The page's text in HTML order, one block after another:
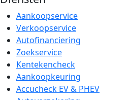
Aankoopservice
Verkoopservice
Autofinanciering
Zoekservice
Kentekencheck
Aankoopkeuring
Accucheck EV & PHEV